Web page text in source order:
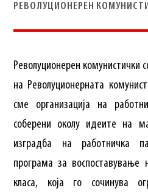
РЕВОЛУЦИОНЕРЕН
Револуционерен комунистички
на Револуционерната
сме организација на
соберени околу идеите на
изградба на работничка
програма за воспоставување
класа, која го сочинува